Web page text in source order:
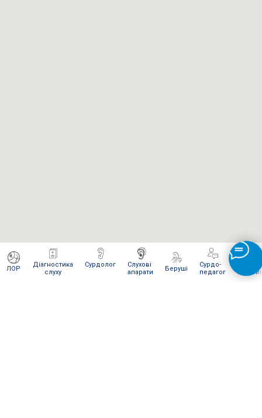
ЛОР
Діагностика
слуху
Сурдолог
Слухові
апарати
Беруші
Сурдо-
педагог